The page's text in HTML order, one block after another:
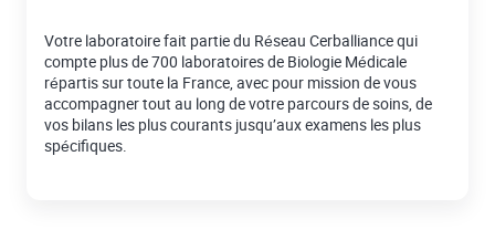
Votre laboratoire fait partie du Réseau Cerballiance qui
compte plus de 700 laboratoires de Biologie Médicale
répartis sur toute la France, avec pour mission de vous
accompagner tout au long de votre parcours de soins, de
vos bilans les plus courants jusqu’aux examens les plus
spécifiques.